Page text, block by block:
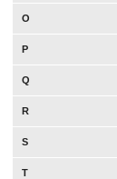
O
P
Q
R
S
T